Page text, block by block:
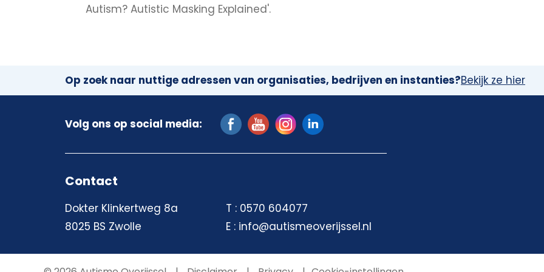
Autism? Autistic Masking Explained'.
Op zoek naar nuttige adressen van organisaties, bedrijven en instanties?Bekijk ze hier
Volg ons op social media:
Contact
Dokter Klinkertweg 8a
8025 BS Zwolle
T : 0570 604077
E : info@autismeoverijssel.nl